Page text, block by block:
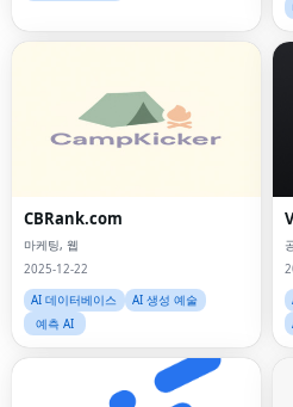
CBRank.com
마케팅, 웹
2025-12-22
AI 데이터베이스
AI 생성 예술
예측 AI